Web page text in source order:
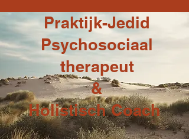
Praktijk-Jedid
Psychosociaal
therapeut
&
Holistisch Coach